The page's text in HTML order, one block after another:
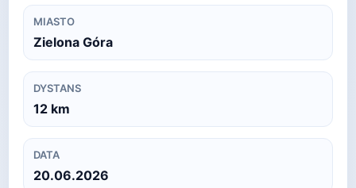
MIASTO
Zielona Góra
DYSTANS
12 km
DATA
20.06.2026